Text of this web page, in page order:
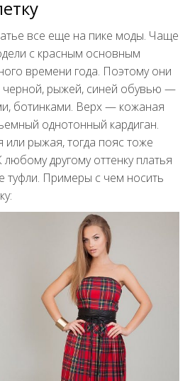
все еще на пике моды. Чаще
с красным основным
времени года. Поэтому они
рыжей, синей обувью —
ботинками. Верх — кожаная
однотонный кардиган.
или рыжая, тогда пояс тоже
другому оттенку платья
туфли. Примеры с чем носить